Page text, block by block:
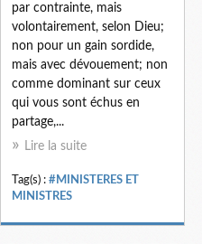
par contrainte, mais
volontairement, selon Dieu;
non pour un gain sordide,
mais avec dévouement; non
comme dominant sur ceux
qui vous sont échus en
partage,...
Lire la suite
Tag(s) : #MINISTERES ET
MINISTRES